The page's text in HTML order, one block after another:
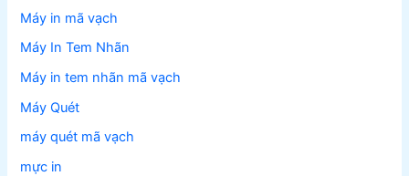
Máy in mã vạch
Máy In Tem Nhãn
Máy in tem nhãn mã vạch
Máy Quét
máy quét mã vạch
mực in